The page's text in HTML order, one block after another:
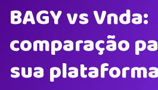
BAGY vs Vnda:
comparação
sua